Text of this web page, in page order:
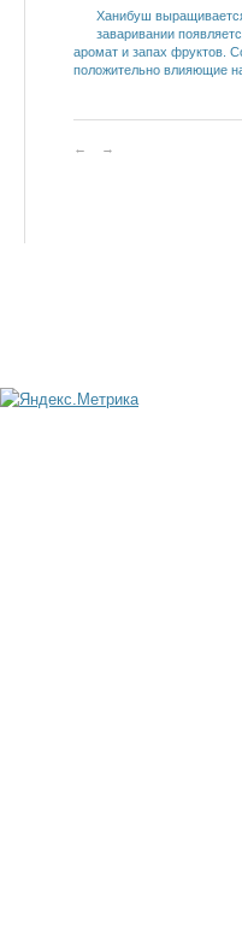
Ханибуш
заваривании
аромат и запах фруктов.
положительно влияющие
← →